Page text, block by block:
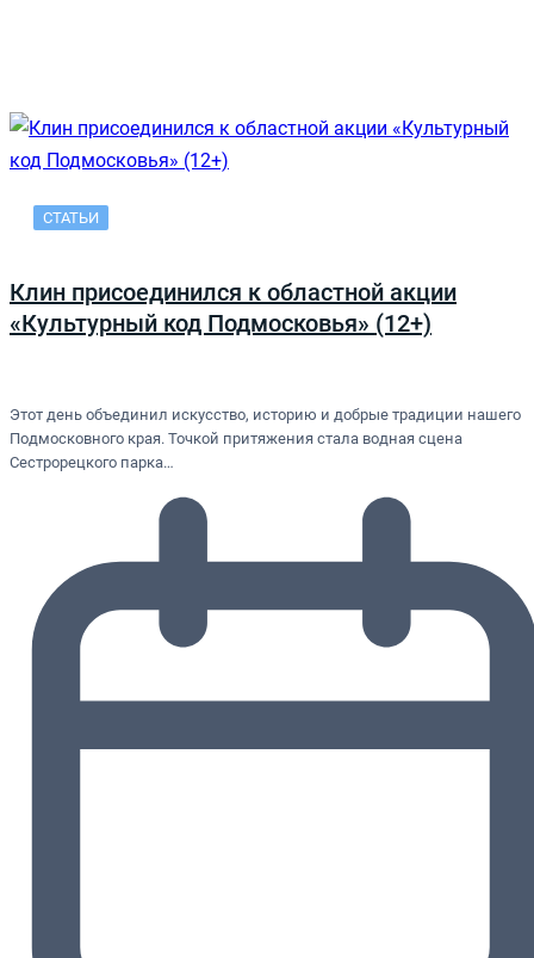
СТАТЬИ
Клин присоединился к областной акции
«Культурный код Подмосковья» (12+)
Этот день объединил искусство, историю и добрые традиции нашего
Подмосковного края. Точкой притяжения стала водная сцена
Сестрорецкого парка…